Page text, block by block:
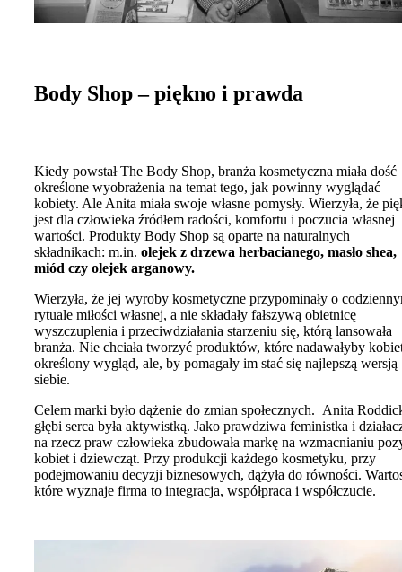
Body Shop – piękno i prawda
Kiedy powstał The Body Shop, branża kosmetyczna miała dość
określone wyobrażenia na temat tego, jak powinny wyglądać
kobiety. Ale Anita miała swoje własne pomysły. Wierzyła, że
jest dla człowieka źródłem radości, komfortu i poczucia własnej
wartości. Produkty Body Shop są oparte na naturalnych
składnikach: m.in. olejek z drzewa herbacianego, masło shea,
miód czy olejek arganowy.
Wierzyła, że ​​jej wyroby kosmetyczne przypominały o
rytuale miłości własnej, a nie składały fałszywą obietnicę
wyszczuplenia i przeciwdziałania starzeniu się, którą lansowała
branża. Nie chciała tworzyć produktów, które nadawałyby
określony wygląd, ale, by pomagały im stać się najlepszą wersją
siebie.
Celem marki było dążenie do zmian społecznych. Anita
głębi serca była aktywistką. Jako prawdziwa feministka i
na rzecz praw człowieka zbudowała markę na wzmacnianiu
kobiet i dziewcząt. Przy produkcji każdego kosmetyku, przy
podejmowaniu decyzji biznesowych, dążyła do równości.
które wyznaje firma to integracja, współpraca i współczucie.